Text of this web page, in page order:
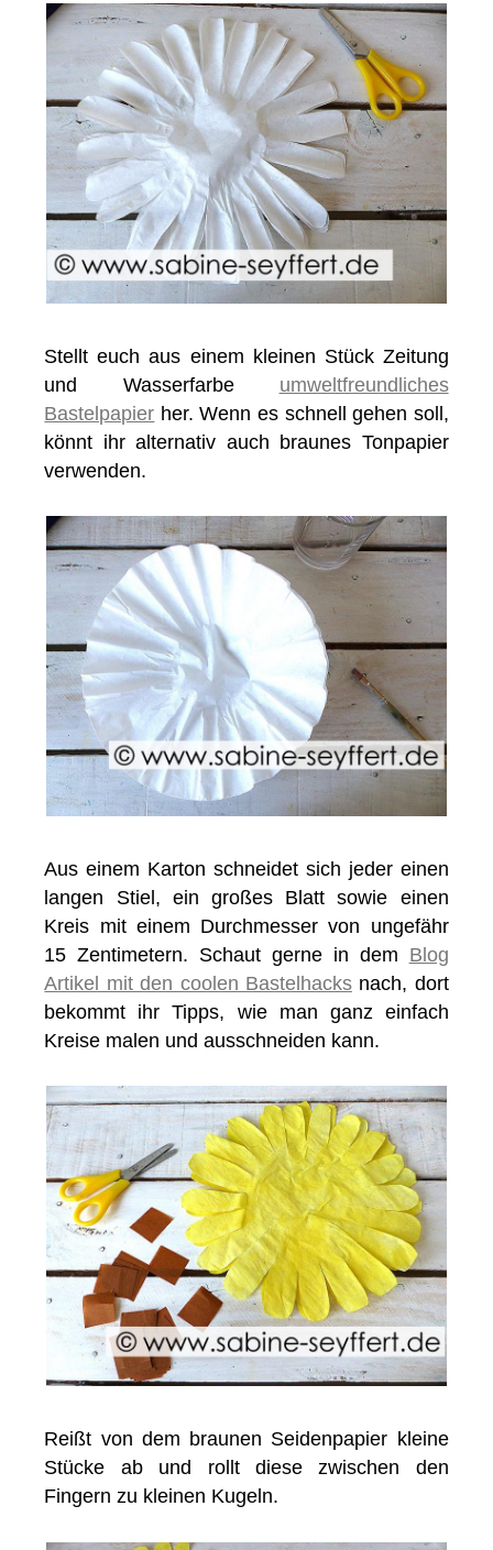
Stellt euch aus einem kleinen Stück Zeitung
und Wasserfarbe umweltfreundliches
Bastelpapier her. Wenn es schnell gehen soll,
könnt ihr alternativ auch braunes Tonpapier
verwenden.
Aus einem Karton schneidet sich jeder einen
langen Stiel, ein großes Blatt sowie einen
Kreis mit einem Durchmesser von ungefähr
15 Zentimetern. Schaut gerne in dem Blog
Artikel mit den coolen Bastelhacksnach, dort
bekommt ihr Tipps, wie man ganz einfach
Kreise malen und ausschneiden kann.
Reißt von dem braunen Seidenpapier kleine
Stücke ab und rollt diese zwischen den
Fingern zu kleinen Kugeln.